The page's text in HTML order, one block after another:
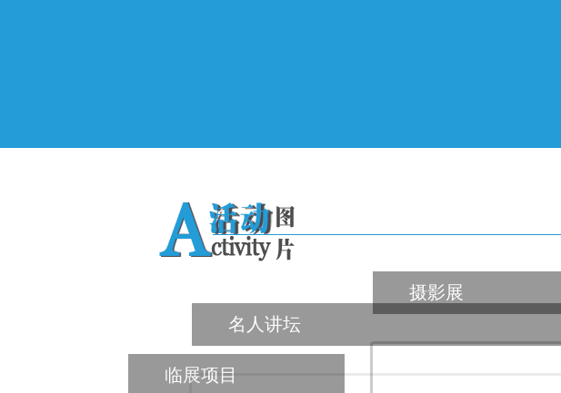
摄影展
名人讲坛
临展项目